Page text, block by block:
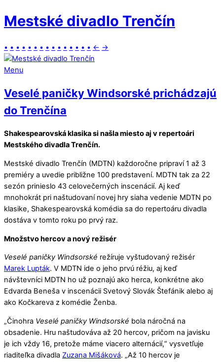
Mestské divadlo Trenčín
• • • • • • • • • • • • • • • ← →
Menu
Veselé paničky Windsorské prichádzajú
do Trenčína
Shakespearovská klasika si našla miesto aj v repertoári
Mestského divadla Trenčín.
Mestské divadlo Trenčín (MDTN) každoročne pripraví 1 až 3
premiéry a uvedie približne 100 predstavení. MDTN tak za 22
sezón prinieslo 43 celovečerných inscenácií. Aj keď
mnohokrát pri naštudovaní novej hry siaha vedenie MDTN po
klasike, Shakespearovská komédia sa do repertoáru divadla
dostáva v tomto roku po prvý raz.
Množstvo hercov a nový režisér
Veselé paničky Windsorské režíruje vyštudovaný režisér
Marek Lupták. V MDTN ide o jeho prvú réžiu, aj keď
návštevníci MDTN ho už poznajú ako herca, konkrétne ako
Edvarda Beneša v inscenácii Svetový Slovák Štefánik alebo aj
ako Kočkareva z komédie Ženba.
„Činohra Veselé paničky Windsorské bola náročná na
obsadenie. Hru naštudováva až 20 hercov, pričom na javisku
je ich vždy 16, pretože máme viacero alternácií,“ vysvetľuje
riaditeľka divadla Zuzana Mišáková. „Až 10 hercov je